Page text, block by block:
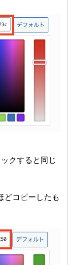
クすると同じ
どコピーしたも